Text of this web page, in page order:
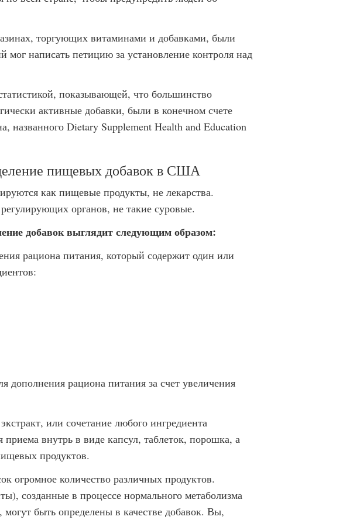
торгующих витаминами и добавками, были
написать петицию за установление контроля над
показывающей, что большинство
активные добавки, были в конечном счете
названного Dietary Supplement Health and Education
пищевых добавок в США
как пищевые продукты, не лекарства.
органов, не такие суровые.
добавок выглядит следующим образом:
рациона питания, который содержит один или
дополнения рациона питания за счет увеличения
или сочетание любого ингредиента
внутрь в виде капсул, таблеток, порошка, а
продуктов.
огромное количество различных продуктов.
созданные в процессе нормального метаболизма
быть определены в качестве добавок. Вы,